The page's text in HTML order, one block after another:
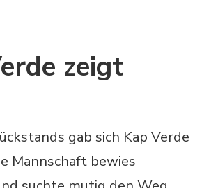
zeigt
gab sich Kap Verde
Mannschaft bewies